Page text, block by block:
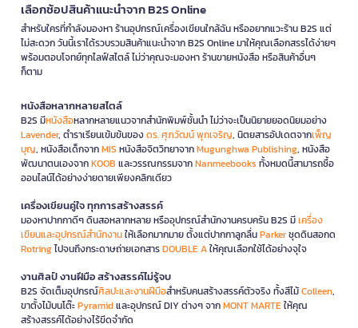
เลือกช้อปสินค้าแนะนำจาก B2S Online
สำหรับใครที่กำลังมองหา ร้านอุปกรณ์เครื่องเขียนใกล้ฉัน หรืออยากแวะร้าน B2S แต่
ไม่สะดวก วันนี้เราได้รวบรวมสินค้าแนะนำจาก B2S Online มาให้คุณเลือกสรรได้ง่ายๆ
พร้อมตอบโจทย์ทุกไลฟ์สไตล์ ไม่ว่าคุณจะมองหา ร้านขายหนังสือ หรือสินค้าอื่นๆ
ก็ตาม
หนังสือหลากหลายสไตล์
B2S มีหนังสือหลากหลายแนวจากสำนักพิมพ์ชั้นนำ ไม่ว่าจะเป็นนิยายยอดนิยมอย่าง
Lavender, ตำราเรียนเข้มข้นของดร. ศุภวัฒน์ พุกเจริญ, นิตยสารอัปเดตจากเพ็ญ
บุญ, หนังสือเด็กจากMIS หนังสือจิตวิทยาจากMugunghwa Publishing, หนังสือ
พัฒนาตนเองจากKOOB และวรรณกรรมจากNanmeebooks ทั้งหมดนี้สามารถซื้อ
ออนไลน์ได้อย่างง่ายดายเพียงคลิกเดียว
เครื่องเขียนคู่ใจ ทุกการสร้างสรรค์
มองหาปากกาดีๆ ดินสอหลากหลาย หรืออุปกรณ์สำนักงานครบครัน B2S มีเครื่อง
เขียนและอุปกรณ์สำนักงานให้เลือกมากมาย ตั้งแต่ปากกาลูกลื่นParkerชุดดินสอกด
Rotringไปจนถึงกระดาษถ่ายเอกสารDOUBLE Aให้คุณเลือกใช้ได้อย่างจุใจ
งานศิลป์ งานฝีมือ สร้างสรรค์ไม่รู้จบ
B2S จัดเต็มอุปกรณ์ศิลปะและงานฝีมือสำหรับคนสร้างสรรค์ตัวจริง ทั้งสีไม้Colleen,
ขาตั้งไม้บนโต๊ะPyramidและอุปกรณ์ DIY ต่างๆ จากMONT MARTEให้คุณ
สร้างสรรค์ได้อย่างไร้ขีดจำกัด